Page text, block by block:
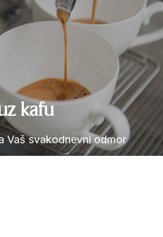
kafu
Vaš svakodnevni odmor